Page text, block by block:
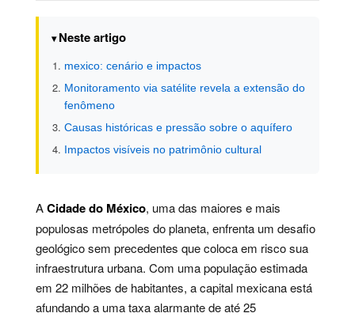
Neste artigo
mexico: cenário e impactos
Monitoramento via satélite revela a extensão do
fenômeno
Causas históricas e pressão sobre o aquífero
Impactos visíveis no patrimônio cultural
ACidade do México, uma das maiores e mais
populosas metrópoles do planeta, enfrenta um desafio
geológico sem precedentes que coloca em risco sua
infraestrutura urbana. Com uma população estimada
em 22 milhões de habitantes, a capital mexicana está
afundando a uma taxa alarmante de até 25